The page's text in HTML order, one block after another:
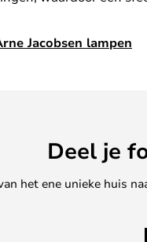
Jacobsen lampen
Deel je
het ene unieke huis